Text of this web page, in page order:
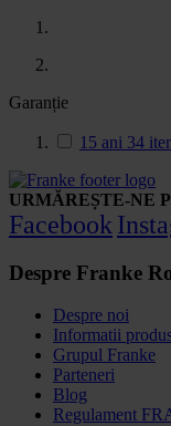
Garanție
15 ani 34
URMĂREȘTE-NE
Facebook
Despre Franke
Despre noi
Informatii
Grupul Franke
Parteneri
Blog
Regulament